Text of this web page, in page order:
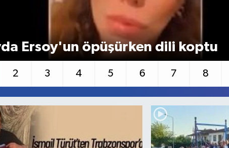
Ersoy'un öpüşürken dili koptu
2 3 4 5 6 7 8